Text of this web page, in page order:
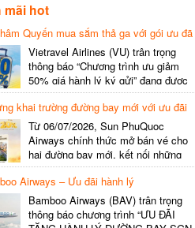
hot
Quyến mua sắm thả ga với gói ưu đã
gói cước
Vietravel Airlines (VU) trân trọng
thông báo “Chương trình ưu giảm
50% giá hành lý ký gửi” đang được
triển khai cho đường bay quốc tế mới
kết nối từ TP. Hồ Chí Minh
(SGN) đi Thâm Quyến – Trung Quốc
(SZX), chi tiết như sau: LỊCH BAY
CHI TIẾT Đường bay SHCB Giờ khởi
hành Giờ đến Tần suất…
khai trường đường bay mới với ưu đãi
Từ 06/07/2026, Sun PhuQuoc
Airways chính thức mở bán vé cho
hai đường bay mới, kết nối những
điểm đến giàu trải nghiệm, giúp hành
khách khám phá vẻ đẹp thiên nhiên
và văn hóa của miền Trung Việt Nam.
Thông tin đường bay mới Đường bay
Airways – Ưu đãi hành lý
Bamboo Airways (BAV) trân trọng
thông báo chương trình “ƯU ĐÃI